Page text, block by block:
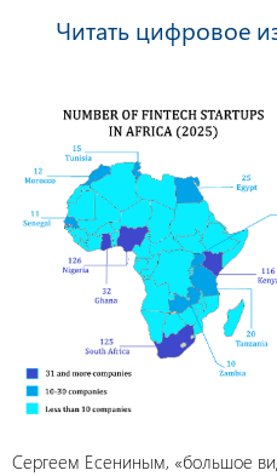
Читать цифровое
Сергеем Есениным, «большое